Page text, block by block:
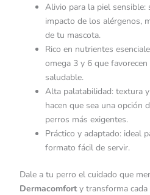
Alivio para la piel sensible:
impacto de los alérgenos,
de tu mascota.
Rico en nutrientes
omega 3 y 6 que
saludable.
Alta palatabilidad: textura
hacen que sea una opción
perros más exigentes.
Práctico y adaptado: ideal
formato fácil de servir.
Dale a tu perro el cuidado que
Dermacomforty transforma cada